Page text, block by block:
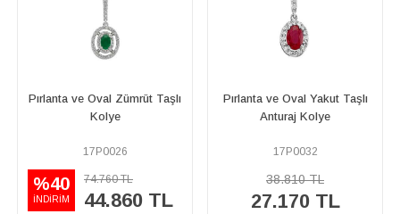
Zümrüt Taşlı
TL
Pırlanta ve Oval Yakut Taşlı
27.170 TL
Mavi Topaz ve
%40
İNDİRİM